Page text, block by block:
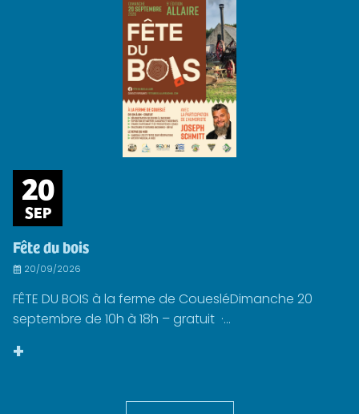
20
SEP
Fête du bois
20/09/2026
FÊTE DU BOIS à la ferme de CouesléDimanche 20
septembre de 10h à 18h – gratuit ·...
+